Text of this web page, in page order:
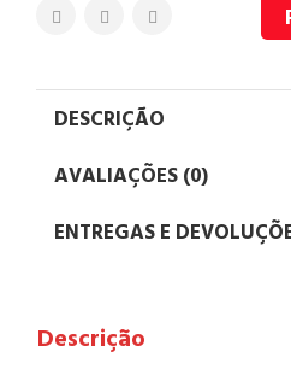
DESCRIÇÃO
AVALIAÇÕES (0)
ENTREGAS E
Descrição